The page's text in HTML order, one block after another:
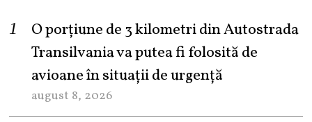
O porțiune de 3 kilometri din Autostrada
Transilvania va putea fi folosită de
avioane în situații de urgență
august 8, 2026